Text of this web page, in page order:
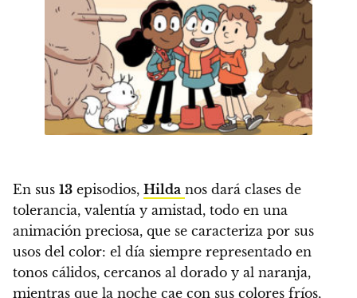
En sus 13 episodios, Hilda nos dará clases de
tolerancia, valentía y amistad, todo en una
animación preciosa, que se caracteriza por sus
usos del color: el día siempre representado en
tonos cálidos, cercanos al dorado y al naranja,
mientras que la noche cae con sus colores fríos,